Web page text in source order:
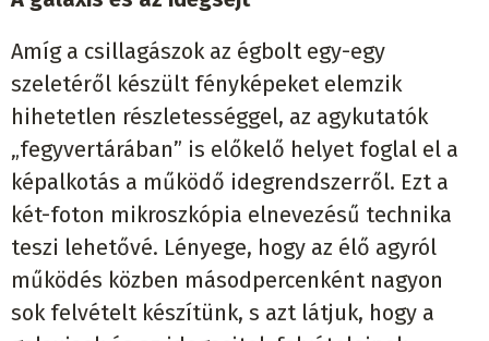
Amíg a csillagászok az égbolt egy-egy
szeletéről készült fényképeket elemzik
hihetetlen részletességgel, az agykutatók
„fegyvertárában” is előkelő helyet foglal el a
képalkotás a működő idegrendszerről. Ezt a
két-foton mikroszkópia elnevezésű technika
teszi lehetővé. Lényege, hogy az élő agyról
működés közben másodpercenként nagyon
sok felvételt készítünk, s azt látjuk, hogy a